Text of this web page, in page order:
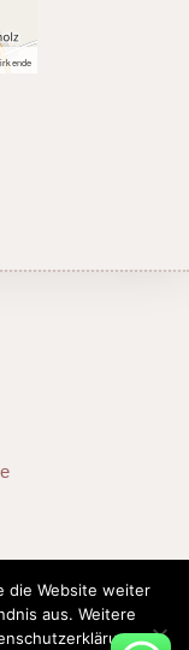
die Website weiter
aus. Weitere